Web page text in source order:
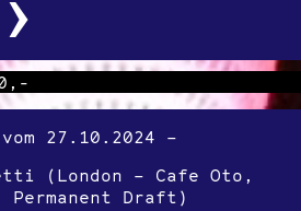
›
27.10.2024 –
(London – Cafe Oto,
Permanent Draft)